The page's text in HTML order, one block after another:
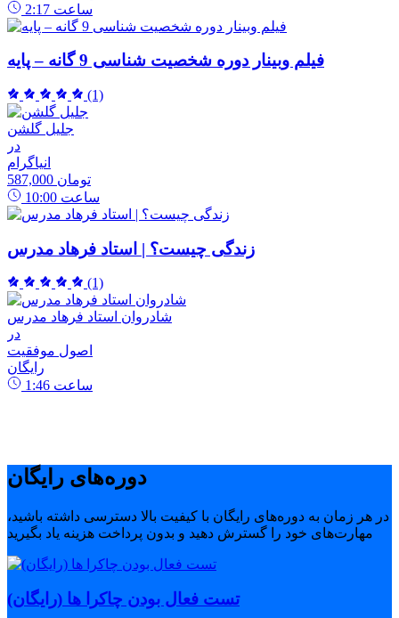
2:17 ساعت
فیلم وبینار دوره شخصیت شناسی 9 گانه – پایه
(1)
جلیل گلشن
در
انیاگرام
587,000 تومان
10:00 ساعت
زندگی چیست؟ | استاد فرهاد مدرس
(1)
شادروان استاد فرهاد مدرس
در
اصول موفقیت
رایگان
1:46 ساعت
دوره‌های رایگان
در هر زمان به دوره‌های رایگان با کیفیت بالا دسترسی داشته باشید،
مهارت‌های خود را گسترش دهید و بدون پرداخت هزینه یاد بگیرید
تست فعال بودن چاکرا ها (رایگان)